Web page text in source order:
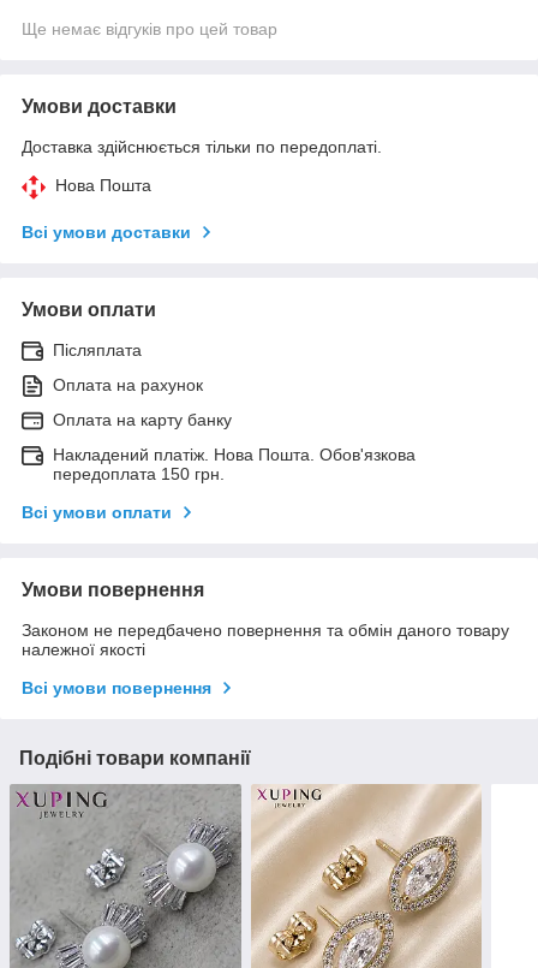
Ще немає відгуків про цей товар
Умови доставки
Доставка здійснюється тільки по передоплаті.
Нова Пошта
Всі умови доставки
Умови оплати
Післяплата
Оплата на рахунок
Оплата на карту банку
Накладений платіж. Нова Пошта. Обов'язкова
передоплата 150 грн.
Всі умови оплати
Умови повернення
Законом не передбачено повернення та обмін даного товару
належної якості
Всі умови повернення
Подібні товари компанії